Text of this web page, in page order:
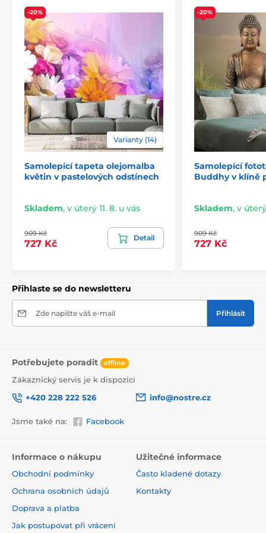
2) Výřezové samolepicí fototapety
velikosti, což může znamenat oříznutí některé části.
Po výběru rozměru na webu uvidíte přesný náhled.
Rozměry jsou tvořeny pásy širokými 49 cm.
Rozměry (v cm): 147x270(3 pruhy), 196x270(4 pruhy),
Použitá tisková metoda je ekologická, a proto jsou
přísné normy a mají VOC i GREENGUARD GOLD
certifikaci. Navíc jsou bez obsahu PVC a lepidlo je na
-20%
Varianty (14)
Samolepící tapeta olejomalba
květin v pastelových odstínech
Skladem, v úterý 11. 8. u vás
909 Kč
727 Kč
Detail
-20%
Samolepící
Buddhy v klíně
Skladem, v úterý
909 Kč
727 Kč
Přihlaste se do newsletteru
Zde napište váš e-mail Přihlásit
Potřebujete poradit offline
Zákaznický servis je k dispozici
+420 228 222 526
info@nostre.cz
Jsme také na: Facebook
Informace o nákupu
Obchodní podmínky
Ochrana osobních údajů
Doprava a platba
Jak postupovat při vrácení
Užitečné informace
Často kladené dotazy
Kontakty